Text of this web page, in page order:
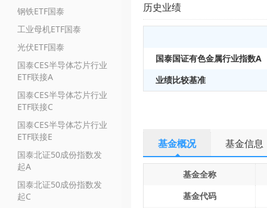
钢铁ETF国泰
工业母机ETF国泰
光伏ETF国泰
国泰CES半导体芯片行业
ETF联接A
国泰CES半导体芯片行业
ETF联接C
国泰CES半导体芯片行业
ETF联接E
国泰北证50成份指数发
起A
国泰北证50成份指数发
起C
历史业绩
国泰国证有色金属行业指数A
业绩比较基准
基金概况 基金信息
基金全称
基金代码